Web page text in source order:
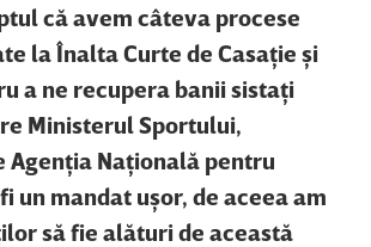
că avem câteva procese
la Înalta Curte de Casaţie şi
a ne recupera banii sistaţi
Ministerul Sportului,
Agenţia Naţională pentru
un mandat uşor, de aceea am
să fie alături de această